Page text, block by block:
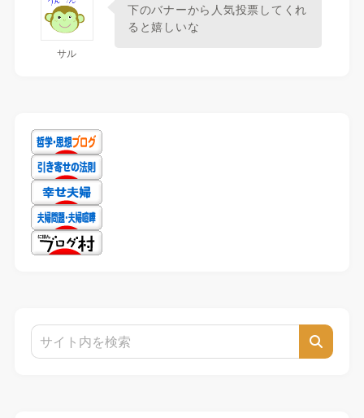
サル
下のバナーから人気投票してくれ
ると嬉しいな